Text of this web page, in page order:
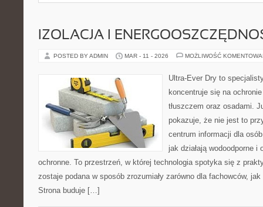
IZOLACJA I
POSTED BY ADMIN MAR - 11 - 2026 MOŻLIWOŚĆ
Ultra-Ever Dry to
koncentruje się na
tłuszczem oraz osadami.
pokazuje, że nie jest to
centrum informacji dla
jak działają wodoodporne
ochronne. To przestrzeń, w której technologia spotyka się z
zostaje podana w sposób zrozumiały zarówno dla fachowców,
Strona buduje […]